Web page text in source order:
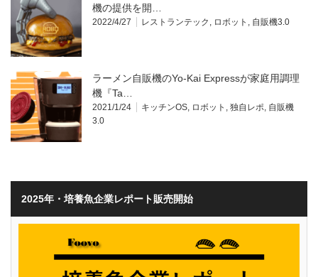
機の提供を開…
2022/4/27 レストランテック ロボット 自販機3.0
ラーメン自販機のYo-Kai Expressが家庭用調理
機『Ta…
2021/1/24 キッチンOS ロボット 独自レポ 自販機
3.0
2025年・培養魚企業レポート販売開始